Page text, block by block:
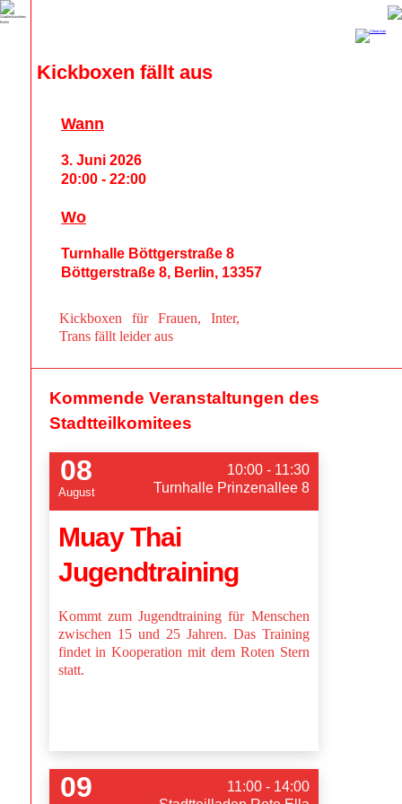
Kickboxen fällt aus
Kickboxen für Frauen, Inter,
Trans fällt leider aus
Wann
3. Juni 2026
20:00 - 22:00
Wo
Turnhalle Böttgerstraße 8
Böttgerstraße 8, Berlin, 13357
Kommende Veranstaltungen des
Stadtteilkomitees
08
August
10:00 - 11:30
Turnhalle Prinzenallee 8
Muay Thai
Jugendtraining
Kommt zum Jugendtraining für Menschen
zwischen 15 und 25 Jahren. Das Training
findet in Kooperation mit dem Roten Stern
statt.
09
11:00 - 14:00